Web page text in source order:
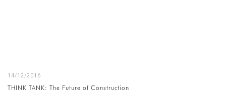
14/12/2016
THINK TANK: The Future of Construction